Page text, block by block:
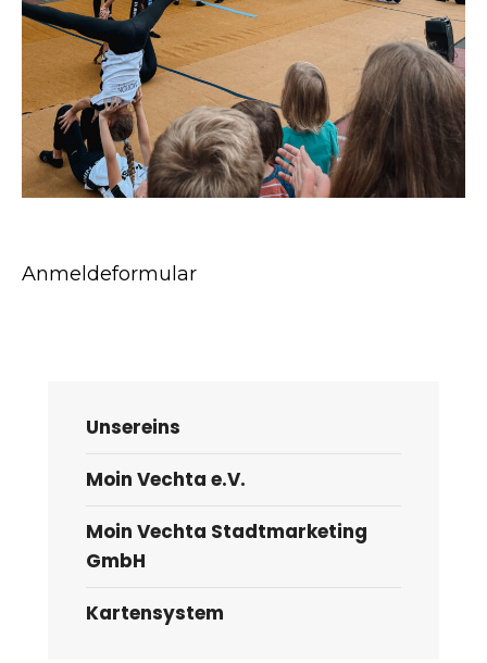
Anmeldeformular
Unsereins
Moin Vechta e.V.
Moin Vechta Stadtmarketing
GmbH
Kartensystem